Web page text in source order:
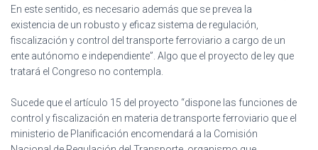
En este sentido, es necesario además que se prevea la
existencia de un robusto y eficaz sistema de regulación,
fiscalización y control del transporte ferroviario a cargo de un
ente autónomo e independiente”. Algo que el proyecto de ley que
tratará el Congreso no contempla.
Sucede que el artículo 15 del proyecto “dispone las funciones de
control y fiscalización en materia de transporte ferroviario que el
ministerio de Planificación encomendará a la Comisión